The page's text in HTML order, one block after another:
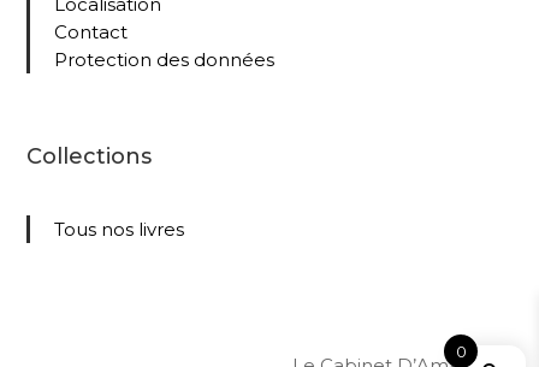
Contact
Protection des données
Collections
Tous nos livres
0